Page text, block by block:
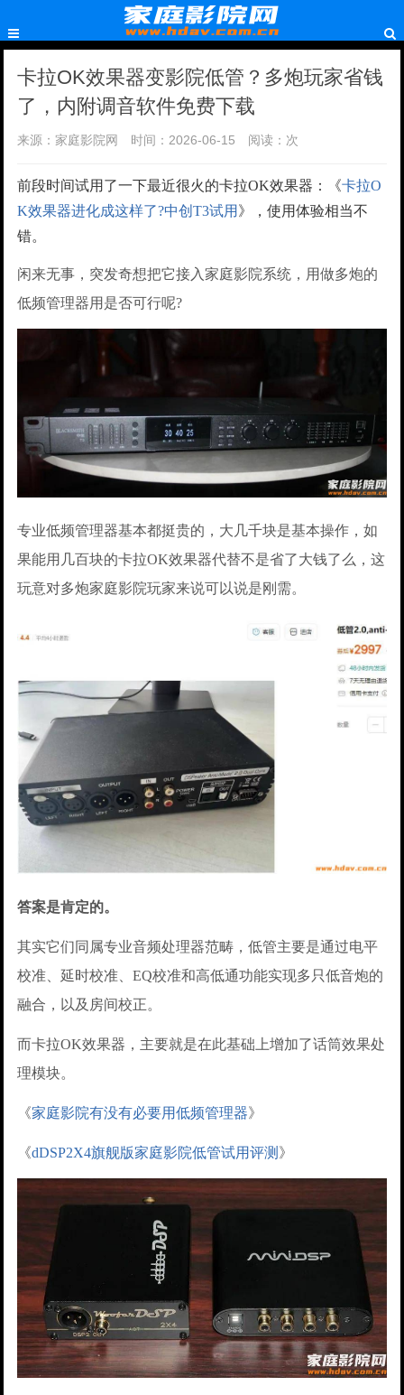
卡拉OK效果器变影院低管？多炮玩家省钱
了，内附调音软件免费下载
来源：家庭影院网 时间：2026-06-15 阅读： 次
前段时间试用了一下最近很火的卡拉OK效果器：《卡拉O
K效果器进化成这样了?中创T3试用 》，使用体验相当不
错。
闲来无事，突发奇想把它接入家庭影院系统，用做多炮的
低频管理器用是否可行呢?
专业低频管理器基本都挺贵的，大几千块是基本操作，如
果能用几百块的卡拉OK效果器代替不是省了大钱了么，这
玩意对多炮家庭影院玩家来说可以说是刚需。
答案是肯定的。
其实它们同属专业音频处理器范畴，低管主要是通过电平
校准、延时校准、EQ校准和高低通功能实现多只低音炮的
融合，以及房间校正。
而卡拉OK效果器，主要就是在此基础上增加了话筒效果处
理模块。
《家庭影院有没有必要用低频管理器》
《dDSP2X4旗舰版家庭影院低管试用评测 》